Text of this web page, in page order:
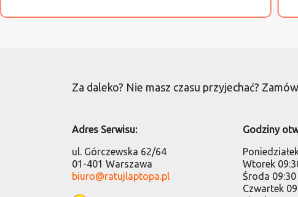
Za daleko? Nie masz czasu przyjechać?
Adres Serwisu:
ul. Górczewska 62/64
01-401 Warszawa
biuro@ratujlaptopa.pl
Godziny
Wtorek
Środa 09:30
Czwartek